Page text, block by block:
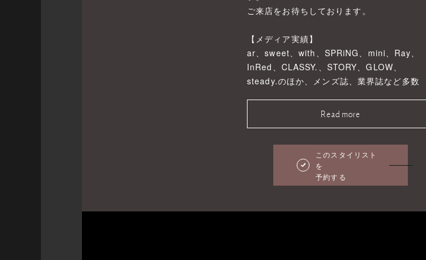
ご来店をお待ちしております。
【メディア実績】
ar、sweet、with、SPRiNG、mini、Ray、
InRed、CLASSY.、STORY、GLOW、
steady.のほか、メンズ誌、業界誌など多数
Read more
このスタイリスト
を
予約する